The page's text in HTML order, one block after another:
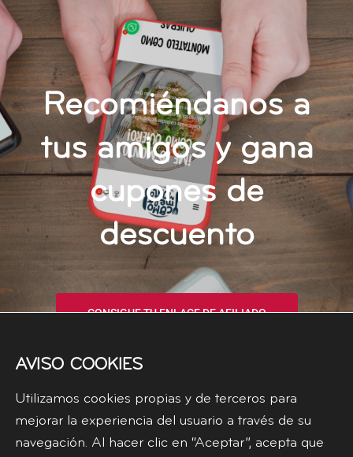
Recomiéndanos a
tus amigos y gana
cupones de
descuento
CONSIGUE TU ENLACE DE AFILIADO
AVISO COOKIES
Utilizamos cookies propias y de terceros para
mejorar la experiencia del usuario a través de su
navegación. Al hacer clic en “Aceptar”, acepta que